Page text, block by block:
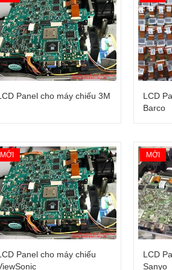
Panel cho máy chiếu 3M
LCD
Barco
MỚI
Panel cho máy chiếu
MỚI
LCD
Sanyo
Epson
Chíp DMD máy
Giá: Liên hệ